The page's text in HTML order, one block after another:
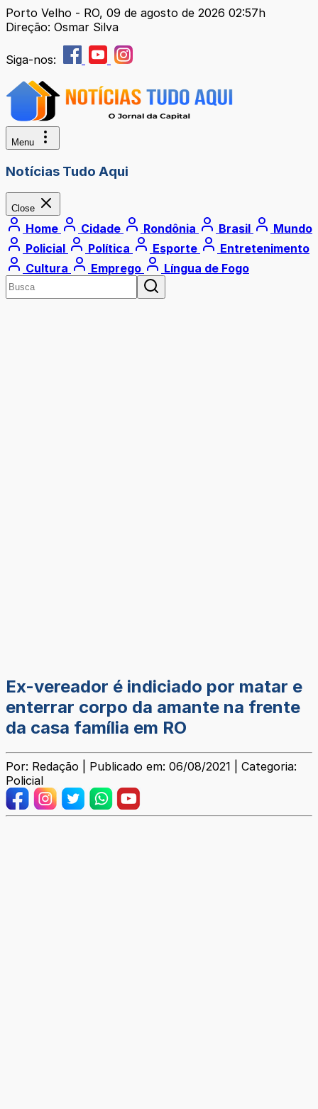
Porto Velho - RO, 09 de agosto de 2026 02:57h
Direção: Osmar Silva
Siga-nos:
Menu
Notícias Tudo Aqui
Close
Home Cidade Rondônia Brasil
Mundo
Policial
Política Esporte
Entretenimento
Cultura
Emprego Língua de Fogo
Ex-vereador é indiciado por matar e
enterrar corpo da amante na frente
da casa família em RO
Por: Redação | Publicado em: 06/08/2021 | Categoria:
Policial